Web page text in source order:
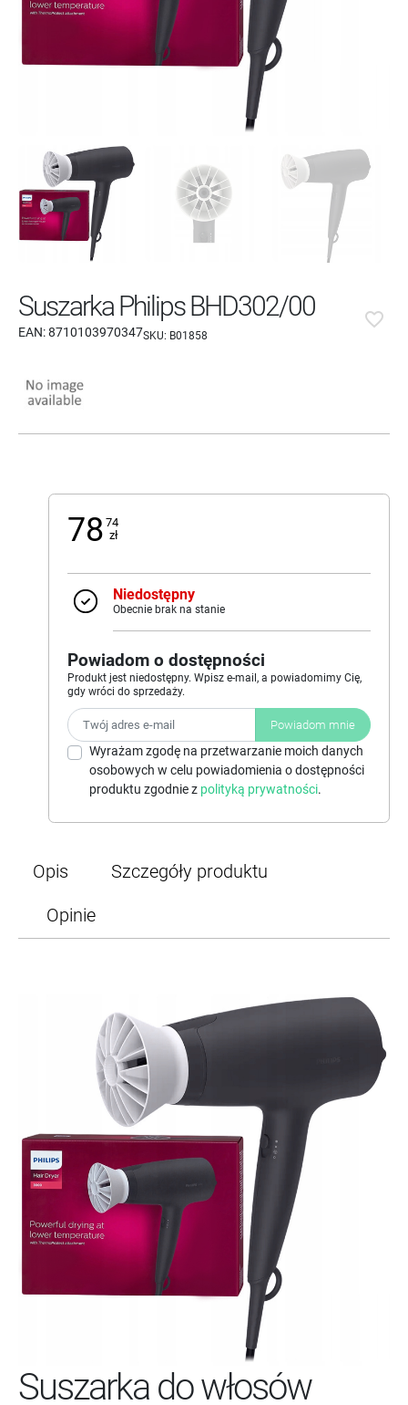
Suszarka Philips BHD302/00
EAN:8710103970347SKU: B01858
favorite_border
78 74
zł
Niedostępny
Obecnie brak na stanie
Powiadom o dostępności
Produkt jest niedostępny. Wpisz e-mail, a powiadomimy Cię,
gdy wróci do sprzedaży.
Powiadom mnie
Wyrażam zgodę na przetwarzanie moich danych
osobowych w celu powiadomienia o dostępności
produktu zgodnie z polityką prywatności.
Opis
Szczegóły produktu
Opinie
Suszarka do włosów